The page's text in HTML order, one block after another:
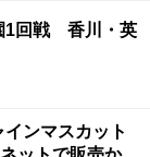
1回戦 香川・英
ンマスカット